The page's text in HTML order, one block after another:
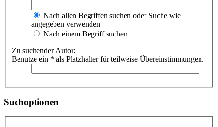
Nach allen Begriffen suchen oder Suche wie
angegeben verwenden
Nach einem Begriff suchen
Zu suchender Autor:
Benutze ein * als Platzhalter für teilweise Übereinstimmungen.
Suchoptionen